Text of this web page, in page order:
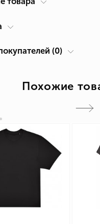
Чашки
кружка с цветной
95 мм
вашему адресу
продукцию после ее
4047, Germasogeia, 60
Пн. - Пт.: 9:30 - 19:30
(0)
Добавить
Похожие